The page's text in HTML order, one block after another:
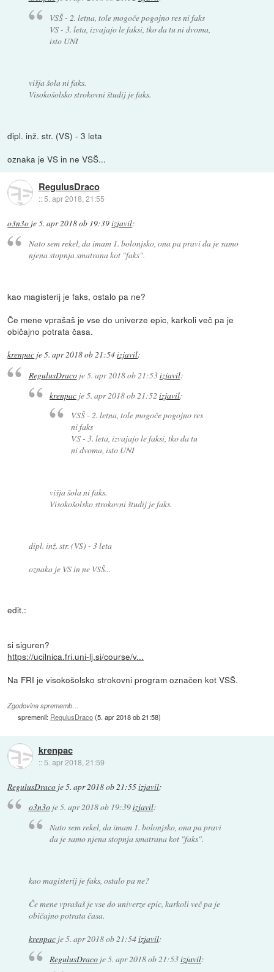
VSŠ - 2. letna, tole mogoče pogojno res ni faks
VS - 3. leta, izvajajo le faksi, tko da tu ni dvoma,
isto UNI
višja šola ni faks.
Visokošolsko strokovni študij je faks.
dipl. inž. str. (VS) - 3 leta
oznaka je VS in ne VSŠ...
RegulusDraco
::5. apr 2018, 21:55
o3n3o je5. apr 2018 ob 19:39izjavil:
Nato sem rekel, da imam 1. bolonjsko, ona pa pravi da je samo
njena stopnja smatrana kot "faks".
kao magisterij je faks, ostalo pa ne?
Če mene vprašaš je vse do univerze epic, karkoli več pa je
običajno potrata časa.
krenpac je5. apr 2018 ob 21:54izjavil:
RegulusDracoje5. apr 2018 ob 21:53izjavil:
krenpac je5. apr 2018 ob 21:52izjavil:
VSŠ - 2. letna, tole mogoče pogojno res
ni faks
VS - 3. leta, izvajajo le faksi, tko da tu
ni dvoma, isto UNI
višja šola ni faks.
Visokošolsko strokovni študij je faks.
dipl. inž. str. (VS) - 3 leta
oznaka je VS in ne VSŠ...
edit.:
si siguren?
https://ucilnica.fri.uni-lj.si/course/v...
Na FRI je visokošolsko strokovni program označen kot VSŠ.
Zgodovina sprememb…
spremenil: RegulusDraco(5. apr 2018 ob 21:58)
krenpac
:: 5. apr 2018, 21:59
RegulusDraco je5. apr 2018 ob 21:55izjavil:
o3n3oje5. apr 2018 ob 19:39izjavil:
Nato sem rekel, da imam 1. bolonjsko, ona pa pravi
da je samo njena stopnja smatrana kot "faks".
kao magisterij je faks, ostalo pa ne?
Če mene vprašaš je vse do univerze epic, karkoli več pa je
običajno potrata časa.
krenpacje5. apr 2018 ob 21:54izjavil:
RegulusDraco je5. apr 2018 ob 21:53izjavil: